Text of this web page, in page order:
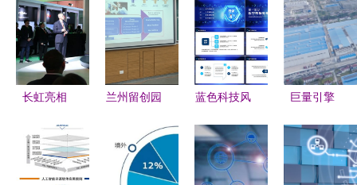
长虹亮相
AI 领跑者
的漂亮答卷
兰州留创园
举办“数字
时代创业发
蓝色科技风
医疗大数据
动态PPT模
巨量引擎
家》对话梦
百合倪张根